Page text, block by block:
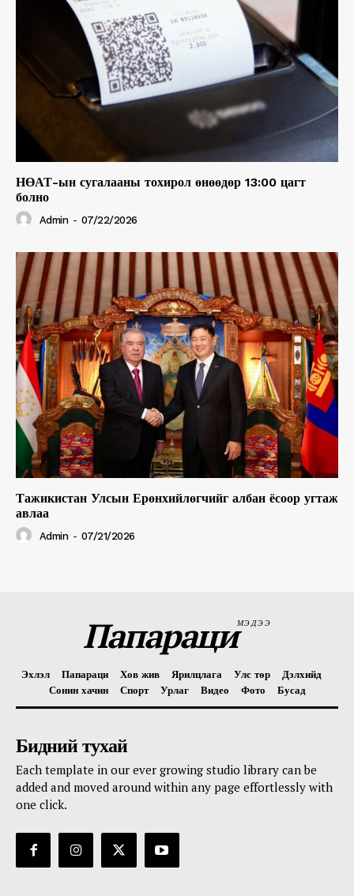
НӨАТ-ын сугалааны тохирол өнөөдөр 13:00 цагт
болно
Admin - 07/22/2026
Тажикистан Улсын Ерөнхийлөгчийг албан ёсоор угтаж
авлаа
Admin - 07/21/2026
ПапарациМЭДЭЭ
Эхлэл Папараци Хов жив Ярилцлага Улс төр
Дэлхийд
Сонин хачин
Спорт Урлаг Видео Фото Бусад
Бидний тухай
Each template in our ever growing studio library can be
added and moved around within any page effortlessly with
one click.